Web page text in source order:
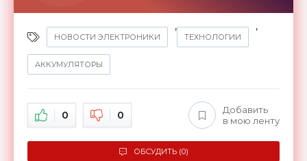
НОВОСТИ ЭЛЕКТРОНИКИ
,
ТЕХНОЛОГИИ
,
АККУМУЛЯТОРЫ
0 0
Добавить
в мою ленту
ОБСУДИТЬ (0)